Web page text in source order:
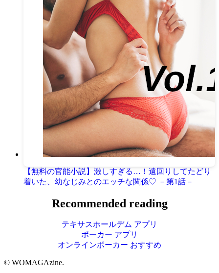
【無料の官能小説】激しすぎる…！遠回りしてたどり
着いた、幼なじみとのエッチな関係♡ －第1話－
Recommended reading
テキサスホールデム アプリ
ポーカー アプリ
オンラインポーカー おすすめ
© WOMAGAzine.